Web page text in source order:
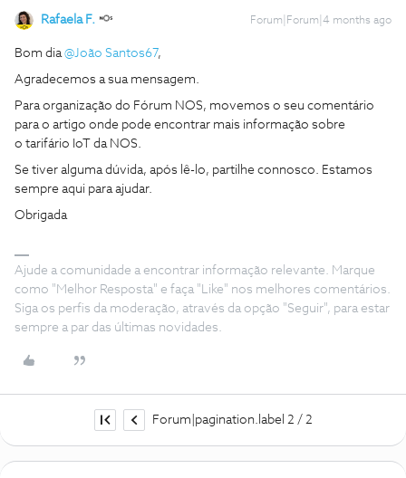
Rafaela F. Forum|Forum|4 months ago
Bom dia ​@João Santos67,
Agradecemos a sua mensagem.
Para organização do Fórum NOS, movemos o seu comentário
para o artigo onde pode encontrar mais informação sobre
o tarifário IoT da NOS.
Se tiver alguma dúvida, após lê-lo, partilhe connosco. Estamos
sempre aqui para ajudar.
Obrigada
Ajude a comunidade a encontrar informação relevante. Marque
como "Melhor Resposta" e faça "Like" nos melhores comentários.
Siga os perfis da moderação, através da opção "Seguir", para estar
sempre a par das últimas novidades.
Forum|pagination.label 2 / 2